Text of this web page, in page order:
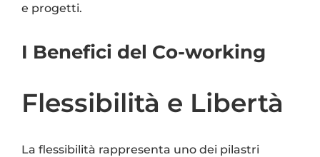
e progetti.
I Benefici del Co-working
Flessibilità e Libertà
La flessibilità rappresenta uno dei pilastri